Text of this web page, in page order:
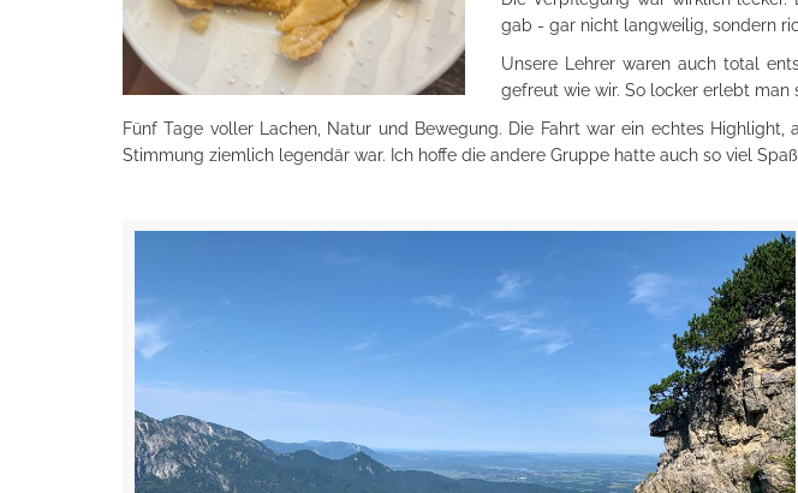
gab - gar nicht langweilig, sondern
Unsere Lehrer waren auch total
gefreut wie wir. So locker erlebt man
Fünf Tage voller Lachen, Natur und Bewegung. Die Fahrt war ein echtes
Stimmung ziemlich legendär war. Ich hoffe die andere Gruppe hatte auch so viel